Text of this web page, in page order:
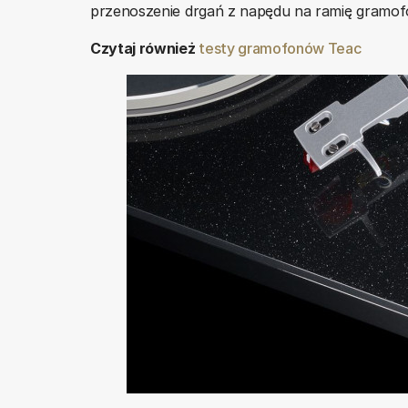
przenoszenie drgań z napędu na ramię
Czytaj również testy gramofonów Teac